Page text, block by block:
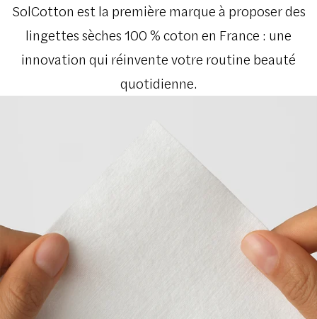
SolCotton est la première marque à proposer des
lingettes sèches 100 % coton en France : une
innovation qui réinvente votre routine beauté
quotidienne.